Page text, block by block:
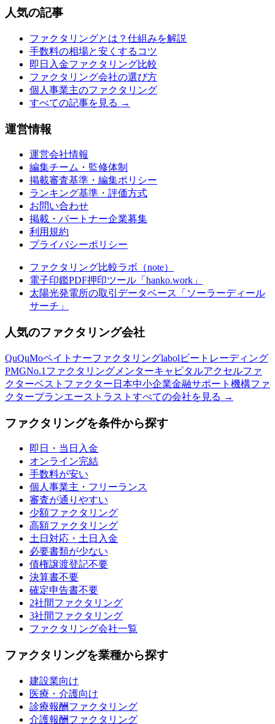
人気の記事
ファクタリングとは？仕組みを解説
手数料の相場と安くするコツ
即日入金ファクタリング比較
ファクタリング会社の選び方
個人事業主のファクタリング
すべての記事を見る →
運営情報
運営会社情報
編集チーム・監修体制
掲載審査基準・編集ポリシー
ランキング基準・評価方式
お問い合わせ
掲載・パートナー企業募集
利用規約
プライバシーポリシー
ファクタリング比較ラボ（note）
電子印鑑PDF押印ツール「hanko.work」
太陽光発電所の取引データベース「ソーラーディール
サーチ」
人気のファクタリング会社
QuQuMoペイトナーファクタリングlabol ビートレーディング
PMGNo.1ファクタリング メンターキャピタルアクセルファ
クターベストファクター 日本中小企業金融サポート機構ファ
クタープランエーストラスト すべての会社を見る →
ファクタリングを条件から探す
即日・当日入金
オンライン完結
手数料が安い
個人事業主・フリーランス
審査が通りやすい
少額ファクタリング
高額ファクタリング
土日対応・土日入金
必要書類が少ない
債権譲渡登記不要
決算書不要
確定申告書不要
2社間ファクタリング
3社間ファクタリング
ファクタリング会社一覧
ファクタリングを業種から探す
建設業向け
医療・介護向け
診療報酬ファクタリング
介護報酬ファクタリング